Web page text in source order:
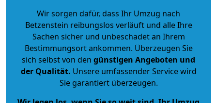
Wir sorgen dafür, dass Ihr Umzug nach
Betzenstein reibungslos verläuft und alle Ihre
Sachen sicher und unbeschadet an Ihrem
Bestimmungsort ankommen. Überzeugen Sie
sich selbst von den günstigen Angeboten und
der Qualität. Unsere umfassender Service wird
Sie garantiert überzeugen.